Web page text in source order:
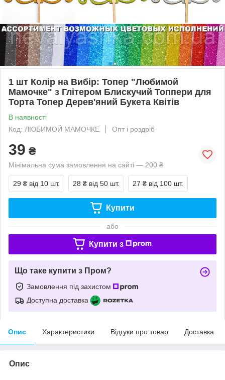
1 шт Колір на Вибір: Топер "Любимой
Мамочке" з Глітером Блискучий Топпери для
Торта Топер Дерев'яний Букета Квітів
В наявності
Код: ЛЮБИМОЙ МАМОЧКЕ
Опт і роздріб
39 ₴
Мінімальна сума замовлення на сайті — 200 ₴
29 ₴ від 10 шт. 28 ₴ від 50 шт. 27 ₴ від 100 шт.
Купити
або
Купити з
Що таке купити з Пром?
Замовлення під захистом
Доступна доставка
Опис Характеристики Відгуки про товар Доставка
Опис